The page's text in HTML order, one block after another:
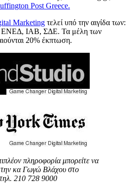
Post Greece.
Marketing τελεί υπό την αιγίδα των:
ΙΑΒ, ΣΔΕ. Τα μέλη των
20% έκπτωση.
πληροφορία μπορείτε να
την κα Γωγώ Βλάχου στο
, τηλ. 210 728 9000